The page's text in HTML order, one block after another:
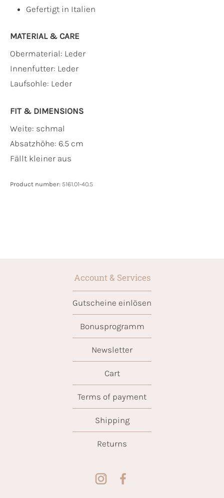
Gefertigt in Italien
MATERIAL & CARE
Obermaterial: Leder
Innenfutter: Leder
Laufsohle: Leder
FIT & DIMENSIONS
Weite: schmal
Absatzhöhe: 6.5 cm
Fällt kleiner aus
Product number: 5161.01-40.5
Account & Services
Gutscheine einlösen
Bonusprogramm
Newsletter
Cart
Terms of payment
Shipping
Returns